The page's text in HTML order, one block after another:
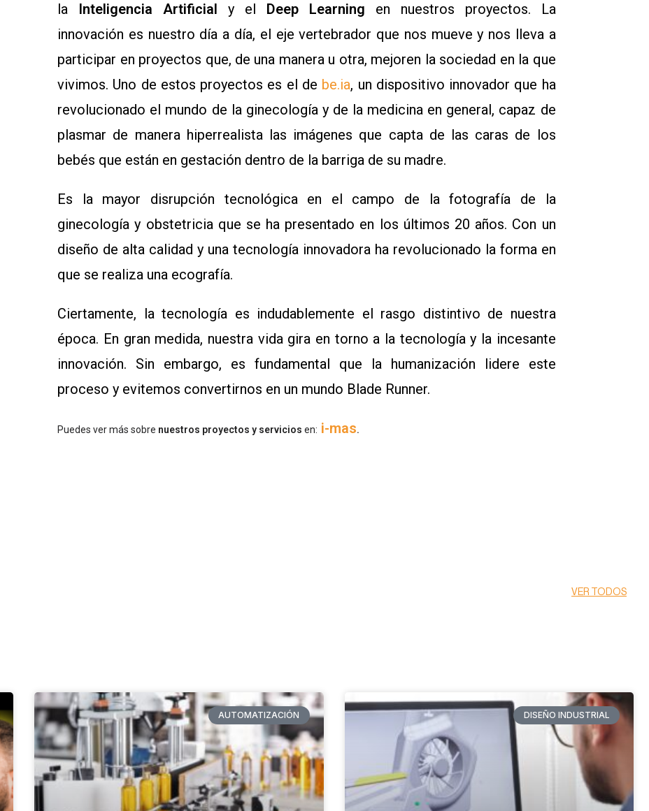
la Inteligencia Artificial y el Deep Learning en nuestros proyectos. La
innovación es nuestro día a día, el eje vertebrador que nos mueve y nos lleva a
participar en proyectos que, de una manera u otra, mejoren la sociedad en la que
vivimos. Uno de estos proyectos es el de be.ia, un dispositivo innovador que ha
revolucionado el mundo de la ginecología y de la medicina en general, capaz de
plasmar de manera hiperrealista las imágenes que capta de las caras de los
bebés que están en gestación dentro de la barriga de su madre.
Es la mayor disrupción tecnológica en el campo de la fotografía de la
ginecología y obstetricia que se ha presentado en los últimos 20 años. Con un
diseño de alta calidad y una tecnología innovadora ha revolucionado la forma en
que se realiza una ecografía.
Ciertamente, la tecnología es indudablemente el rasgo distintivo de nuestra
época. En gran medida, nuestra vida gira en torno a la tecnología y la incesante
innovación. Sin embargo, es fundamental que la humanización lidere este
proceso y evitemos convertirnos en un mundo Blade Runner.
Puedes ver más sobre nuestros proyectos y servicios en: i-mas.
VER TODOS
AUTOMATIZACIÓN DISEÑO INDUSTRIAL